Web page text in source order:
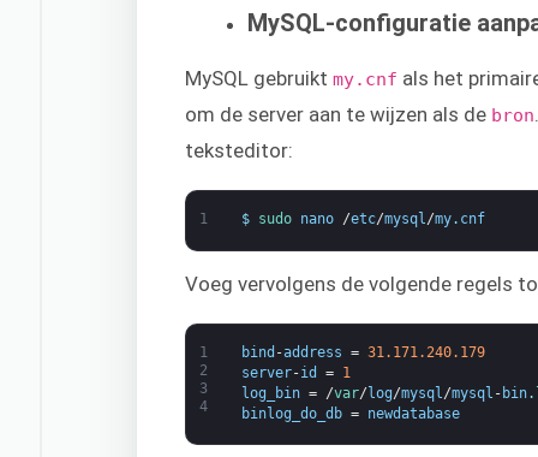
MySQL-configuratie
MySQL gebruiktmy.cnf als het
om de server aan te wijzen als de bron
teksteditor:
1 $ sudo nano /etc/mysql/my. cnf
Voeg vervolgens de volgende regels
1
2
3
4
bind -address = 31.171.240.179
server-id = 1
log_bin = /var/ log/mysql/mysql - bin.
binlog_do_db = newdatabase